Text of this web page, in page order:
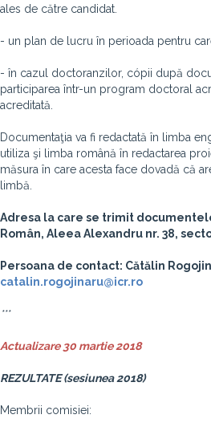
ales de către candidat.
- un plan de lucru în perioada pentru
- în cazul doctoranzilor, cópii după
participarea într-un program doctoral
acreditată.
Documentaţia va fi redactată în limba
utiliza şi limba română în redactarea
măsura în care acesta face dovadă că
limbă.
Adresa la care se trimit
Român, Aleea Alexandru nr. 38,
Persoana de contact: Cătălin
catalin.rogojinaru@icr.ro
***
Actualizare 30 martie 2018
REZULTATE (sesiunea 2018)
Membrii comisiei: